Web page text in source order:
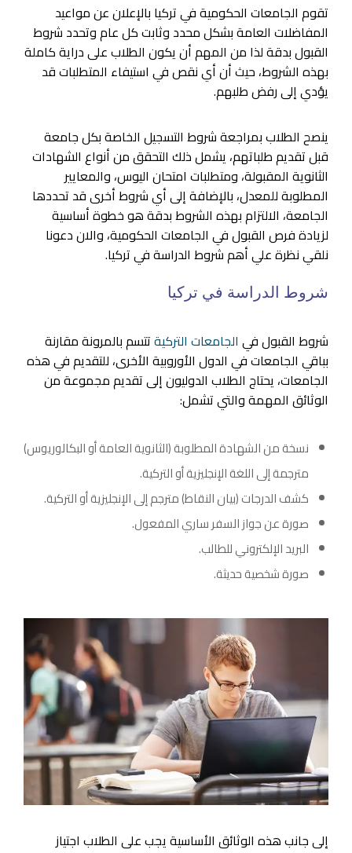
تقوم الجامعات الحكومية في تركيا بالإعلان عن مواعيد
المفاضلات العامة بشكل محدد وثابت كل عام وتحدد شروط
القبول بدقة لذا من المهم أن يكون الطلاب على دراية كاملة
بهذه الشروط، حيث أن أي نقص في استيفاء المتطلبات قد
يؤدي إلى رفض طلبهم.
ينصح الطلاب بمراجعة شروط التسجيل الخاصة بكل جامعة
قبل تقديم طلباتهم، يشمل ذلك التحقق من أنواع الشهادات
الثانوية المقبولة، ومتطلبات امتحان اليوس، والمعايير
المطلوبة للمعدل، بالإضافة إلى أي شروط أخرى قد تحددها
الجامعة، الالتزام بهذه الشروط بدقة هو خطوة أساسية
لزيادة فرص القبول في الجامعات الحكومية، والان دعونا
نلقي نظرة علي أهم شروط الدراسة في تركيا.
شروط الدراسة في تركيا
شروط القبول في الجامعات التركيةتتسم بالمرونة مقارنة
بباقي الجامعات في الدول الأوروبية الأخرى، للتقديم في هذه
الجامعات، يحتاج الطلاب الدوليون إلى تقديم مجموعة من
الوثائق المهمة والتي تشمل:
نسخة من الشهادة المطلوبة (الثانوية العامة أو البكالوريوس)
مترجمة إلى اللغة الإنجليزية أو التركية.
كشف الدرجات (بيان النقاط) مترجم إلى الإنجليزية أو التركية.
صورة عن جواز السفر ساري المفعول.
البريد الإلكتروني للطالب.
صورة شخصية حديثة.
إلى جانب هذه الوثائق الأساسية يجب على الطلاب اجتياز